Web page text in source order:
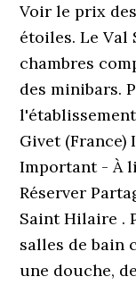
Voir le prix
étoiles. Le Val
chambres
des minibars.
Givet (France)
Important - À
Réserver
Saint Hilaire .
salles de bain
une douche,